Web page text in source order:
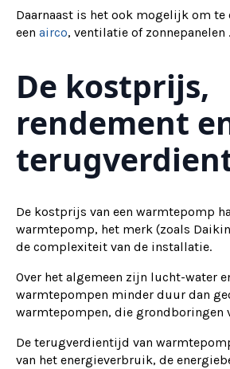
Daarnaast is het ook mogelijk om
een airco, ventilatie of zonnepanelen .
De kostprijs,
rendement
De kostprijs van een warmtepomp
warmtepomp, het merk (zoals
de complexiteit van de installatie.
Over het algemeen zijn lucht-water
warmtepompen minder duur dan
warmtepompen, die grondboringen
De terugverdientijd van
van het energieverbruik, de